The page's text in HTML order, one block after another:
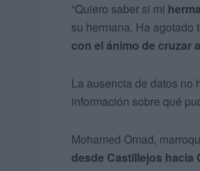
“Quiero saber si mi
su hermana. Ha agotado
con el ánimo de cruzar
La ausencia de datos no
información sobre qué
Mohamed Omad,
desde Castillejos hacia